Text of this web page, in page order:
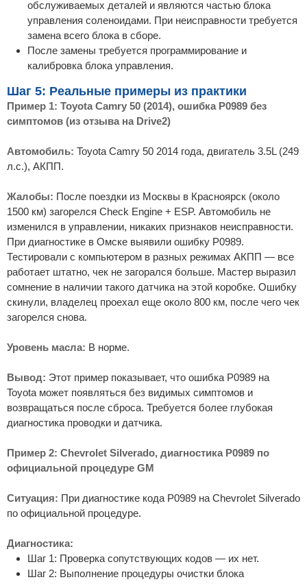
обслуживаемых деталей и являются частью блока
управления соленоидами. При неисправности требуется
замена всего блока в сборе.
После замены требуется программирование и
калибровка блока управления.
Шаг 5: Реальные примеры из практики
Пример 1: Toyota Camry 50 (2014), ошибка P0989 без
симптомов (из отзыва на Drive2)
Автомобиль: Toyota Camry 50 2014 года, двигатель 3.5L (249
л.с.), АКПП.
Жалобы: После поездки из Москвы в Красноярск (около
1500 км) загорелся Check Engine + ESP. Автомобиль не
изменился в управлении, никаких признаков неисправности.
При диагностике в Омске выявили ошибку P0989.
Тестировали с компьютером в разных режимах АКПП — все
работает штатно, чек не загорался больше. Мастер выразил
сомнение в наличии такого датчика на этой коробке. Ошибку
скинули, владелец проехал еще около 800 км, после чего чек
загорелся снова.
Уровень масла: В норме.
Вывод: Этот пример показывает, что ошибка P0989 на
Toyota может появляться без видимых симптомов и
возвращаться после сброса. Требуется более глубокая
диагностика проводки и датчика.
Пример 2: Chevrolet Silverado, диагностика P0989 по
официальной процедуре GM
Ситуация: При диагностике кода P0989 на Chevrolet Silverado
по официальной процедуре.
Диагностика:
Шаг 1: Проверка сопутствующих кодов — их нет.
Шаг 2: Выполнение процедуры очистки блока